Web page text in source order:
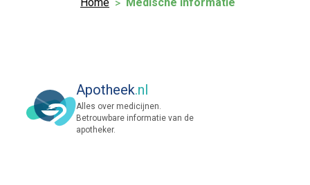
Apotheek.nl
Alles over medicijnen.
Betrouwbare informatie van de
apotheker.